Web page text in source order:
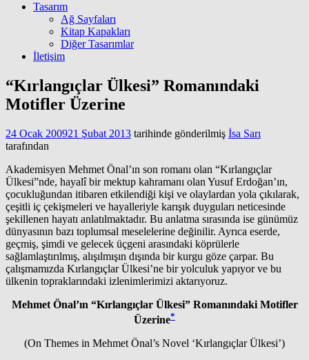
Tasarım
Ağ Sayfaları
Kitap Kapakları
Diğer Tasarımlar
İletişim
“Kırlangıçlar Ülkesi” Romanındaki
Motifler Üzerine
24 Ocak 200921 Şubat 2013 tarihinde gönderilmiş İsa Sarı
tarafından
Akademisyen Mehmet Önal’ın son romanı olan “Kırlangıçlar
Ülkesi”nde, hayalî bir mektup kahramanı olan Yusuf Erdoğan’ın,
çocukluğundan itibaren etkilendiği kişi ve olaylardan yola çıkılarak,
çeşitli iç çekişmeleri ve hayalleriyle karışık duyguları neticesinde
şekillenen hayatı anlatılmaktadır. Bu anlatma sırasında ise günümüz
dünyasının bazı toplumsal meselelerine değinilir. Ayrıca eserde,
geçmiş, şimdi ve gelecek üçgeni arasındaki köprülerle
sağlamlaştırılmış, alışılmışın dışında bir kurgu göze çarpar. Bu
çalışmamızda Kırlangıçlar Ülkesi’ne bir yolculuk yapıyor ve bu
ülkenin topraklarındaki izlenimlerimizi aktarıyoruz.
Mehmet Önal’ın “Kırlangıçlar Ülkesi” Romanındaki Motifler
Üzerine*
(On Themes in Mehmet Önal’s Novel ‘Kırlangıçlar Ülkesi’)